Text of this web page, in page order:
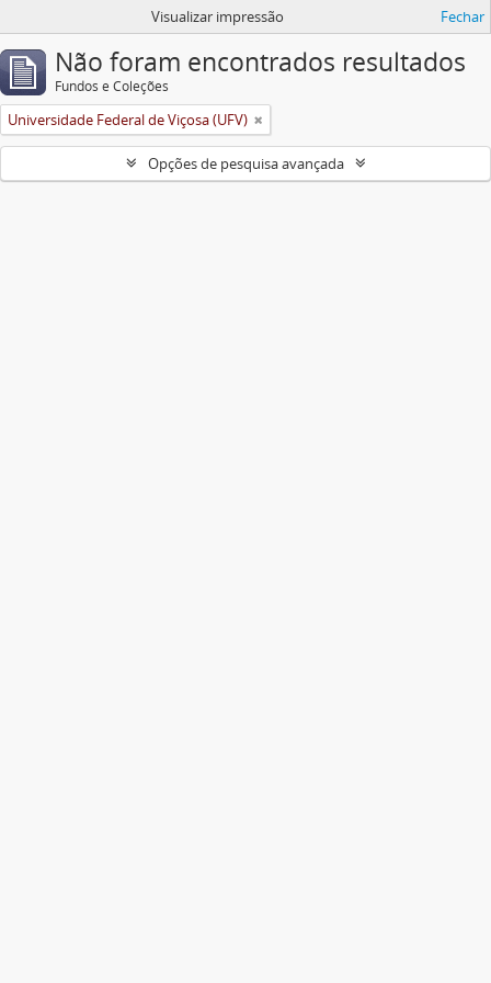
Visualizar impressão Fechar
Não foram encontrados resultados
Fundos e Coleções
Universidade Federal de Viçosa (UFV)
Opções de pesquisa avançada